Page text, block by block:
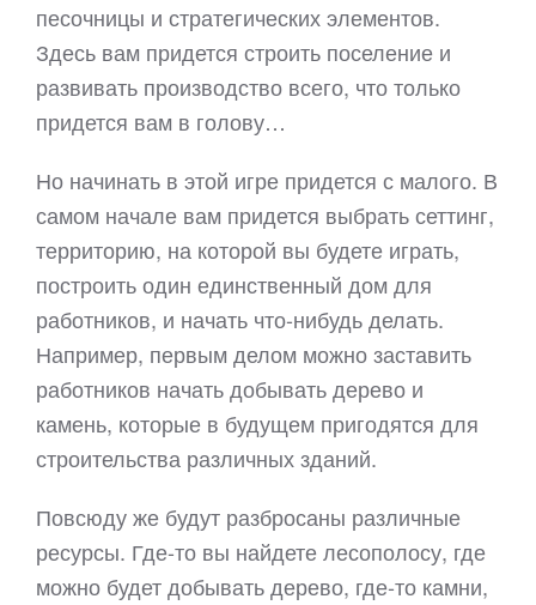
песочницы и стратегических элементов.
Здесь вам придется строить поселение и
развивать производство всего, что только
придется вам в голову…
Но начинать в этой игре придется с малого. В
самом начале вам придется выбрать сеттинг,
территорию, на которой вы будете играть,
построить один единственный дом для
работников, и начать что-нибудь делать.
Например, первым делом можно заставить
работников начать добывать дерево и
камень, которые в будущем пригодятся для
строительства различных зданий.
Повсюду же будут разбросаны различные
ресурсы. Где-то вы найдете лесополосу, где
можно будет добывать дерево, где-то камни,